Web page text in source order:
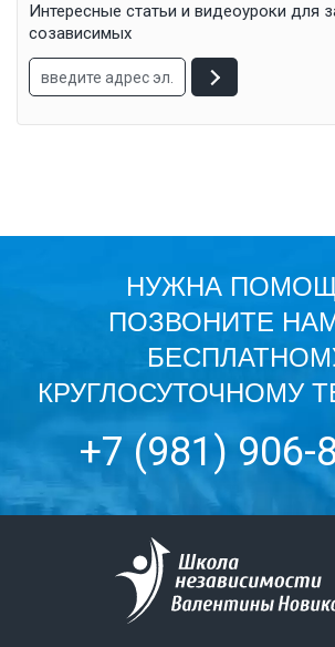
Интересные статьи и видеоуроки для
созависимых
НУЖНА
ПОЗВОНИТЕ
КРУГЛОСУТОЧНОМУ
+7 (981) 906-